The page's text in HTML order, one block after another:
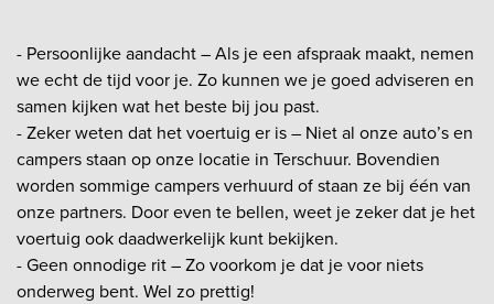
- Persoonlijke aandacht – Als je een afspraak maakt, nemen
we echt de tijd voor je. Zo kunnen we je goed adviseren en
samen kijken wat het beste bij jou past.
- Zeker weten dat het voertuig er is – Niet al onze auto’s en
campers staan op onze locatie in Terschuur. Bovendien
worden sommige campers verhuurd of staan ze bij één van
onze partners. Door even te bellen, weet je zeker dat je het
voertuig ook daadwerkelijk kunt bekijken.
- Geen onnodige rit – Zo voorkom je dat je voor niets
onderweg bent. Wel zo prettig!